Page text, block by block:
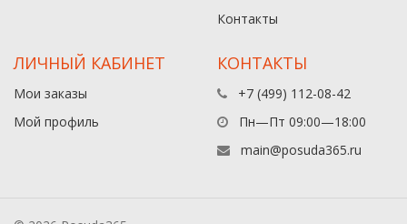
Контакты
ЛИЧНЫЙ КАБИНЕТ
Мои заказы
Мой профиль
КОНТАКТЫ
+7 (499) 112-08-42
Пн—Пт 09:00—18:00
main@posuda365.ru